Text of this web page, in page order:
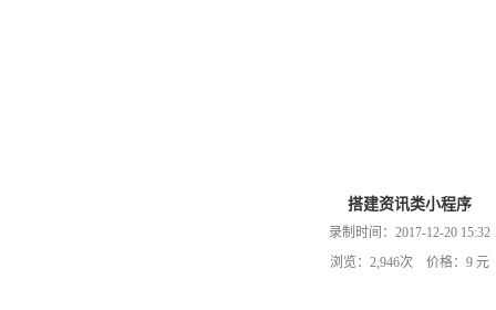
搭建资讯类小程序
录制时间：2017-12-20 15:32
浏览：2,946次 价格：9 元